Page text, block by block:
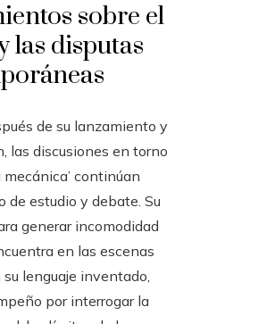
sobre el
las disputas
de su lanzamiento y
las discusiones en torno
mecánica’ continúan
de estudio y debate. Su
generar incomodidad
en las escenas
lenguaje inventado,
por interrogar la